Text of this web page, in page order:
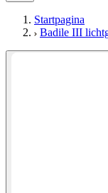
Startpagina
Badile III